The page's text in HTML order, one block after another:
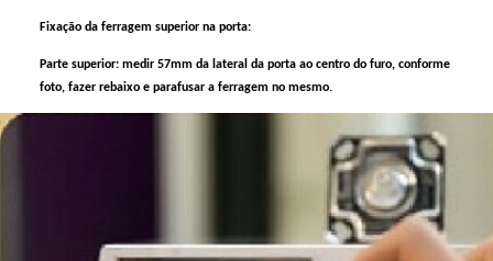
Fixação da ferragem superior na porta:
Parte superior: medir 57mm da lateral da porta ao centro do furo, conforme
foto, fazer rebaixo e parafusar a ferragem no mesmo.